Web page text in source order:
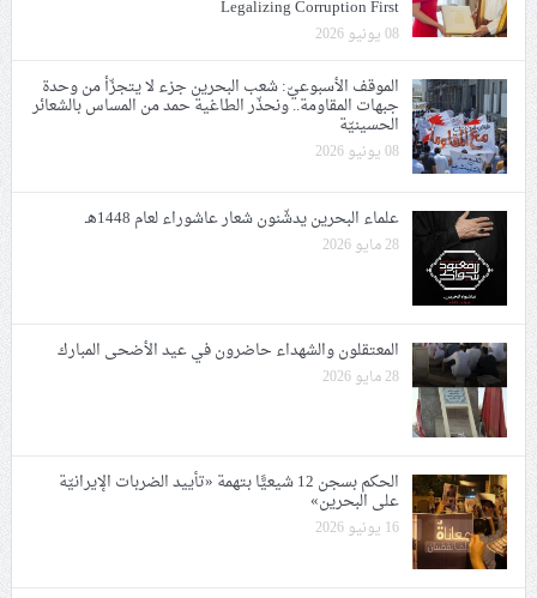
Legalizing Corruption First
08 يونيو 2026
الموقف الأسبوعيّ: شعب البحرين جزء لا يتجزّأ من وحدة
جبهات المقاومة.. ونحذّر الطاغية حمد من المساس بالشعائر
الحسينيّة
08 يونيو 2026
علماء البحرين يدشّنون شعار عاشوراء لعام 1448هـ
28 مايو 2026
المعتقلون والشهداء حاضرون في عيد الأضحى المبارك
28 مايو 2026
الحكم بسجن 12 شيعيًّا بتهمة «تأييد الضربات الإيرانيّة
على البحرين»
16 يونيو 2026